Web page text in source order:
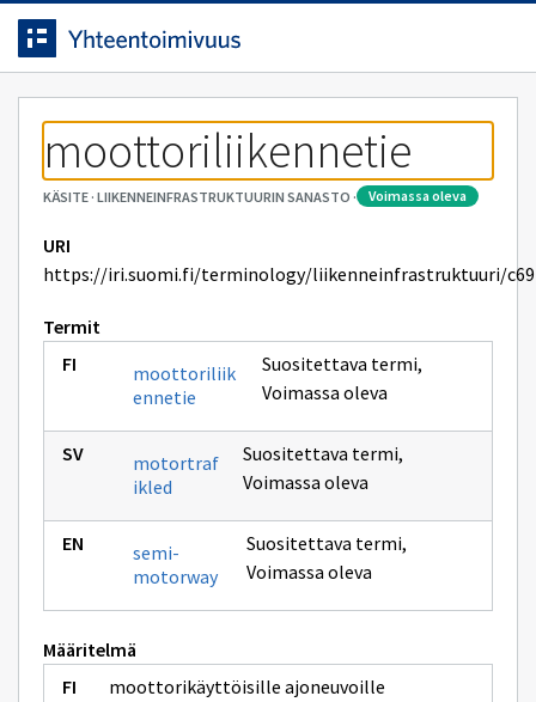
Siirrytty
sivulle
Siirry suoraan sisältöön.
moottoriliikennetie
KÄSITE· LIIKENNEINFRASTRUKTUURIN SANASTO · voimassa oleva
URI
https://iri.suomi.fi/terminology/liikenneinfrastruktuuri/c69
Termit
moottoriliik
ennetie
Suositettava termi,
Voimassa oleva
motortraf
ikled
Suositettava termi,
Voimassa oleva
semi-
motorway
Suositettava termi,
Voimassa oleva
Määritelmä
moottorikäyttöisille ajoneuvoille